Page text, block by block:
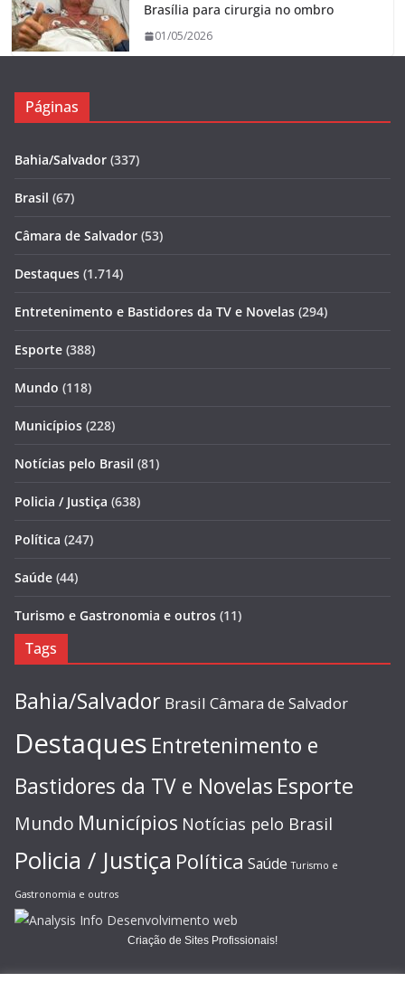
Brasília para cirurgia no ombro
01/05/2026
Páginas
Bahia/Salvador (337)
Brasil (67)
Câmara de Salvador (53)
Destaques (1.714)
Entretenimento e Bastidores da TV e Novelas (294)
Esporte (388)
Mundo (118)
Municípios (228)
Notícias pelo Brasil (81)
Policia / Justiça (638)
Política (247)
Saúde (44)
Turismo e Gastronomia e outros (11)
Tags
Bahia/Salvador Brasil Câmara de Salvador
Destaques Entretenimento e
Bastidores da TV e Novelas Esporte
Mundo Municípios Notícias pelo Brasil
Policia / Justiça Política Saúde Turismo e
Gastronomia e outros
Criação de Sites Profissionais!